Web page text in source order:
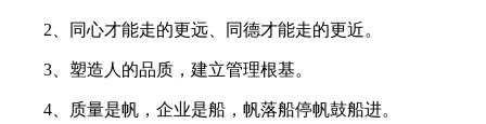
2、同心才能走的更远、同德才能走的更近。
3、塑造人的品质，建立管理根基。
4、质量是帆，企业是船，帆落船停帆鼓船进。